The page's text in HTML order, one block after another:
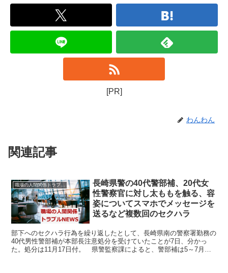
[PR]
わんわん
関連記事
職場の人間関係トラブルニュース
長崎県警の40代警部補、20代女
性警察官に対し太ももを触る、容
姿についてスマホでメッセージを
送るなど複数回のセクハラ
部下へのセクハラ行為を繰り返したとして、長崎県南の警察署勤務の
40代男性警部補が本部長注意処分を受けていたことが7日、分かっ
た。処分は11月17日付。 県警監察課によると、警部補は5～7月、